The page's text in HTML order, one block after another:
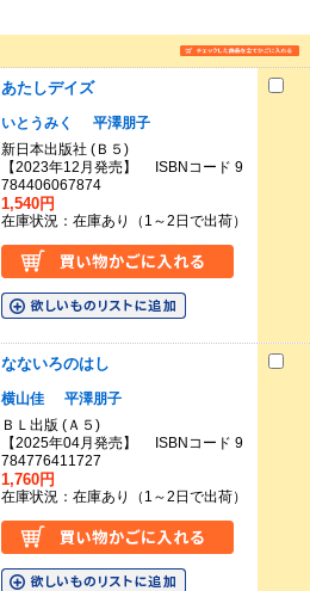
あたしデイズ
いとうみく
平澤朋子
新日本出版社 (Ｂ５)
【2023年12月発売】 ISBNコード 9
784406067874
1,540円
在庫状況：在庫あり（1～2日で出荷）
なないろのはし
横山佳
平澤朋子
ＢＬ出版 (Ａ５)
【2025年04月発売】 ISBNコード 9
784776411727
1,760円
在庫状況：在庫あり（1～2日で出荷）